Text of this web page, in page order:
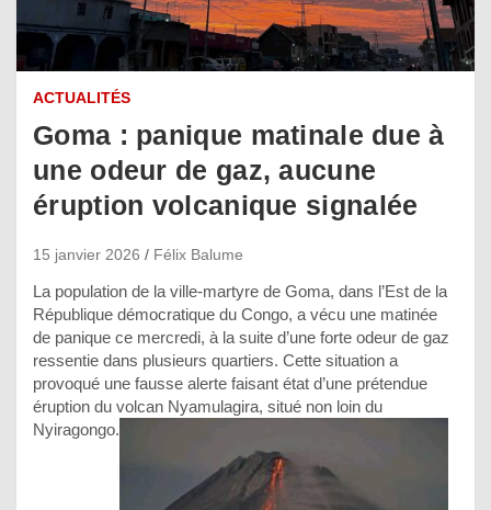
ACTUALITÉS
Goma : panique matinale due à
une odeur de gaz, aucune
éruption volcanique signalée
15 janvier 2026 Félix Balume
La population de la ville-martyre de Goma, dans l’Est de la
République démocratique du Congo, a vécu une matinée
de panique ce mercredi, à la suite d’une forte odeur de gaz
ressentie dans plusieurs quartiers. Cette situation a
provoqué une fausse alerte faisant état d’une prétendue
éruption du volcan Nyamulagira, situé non loin du
Nyiragongo.